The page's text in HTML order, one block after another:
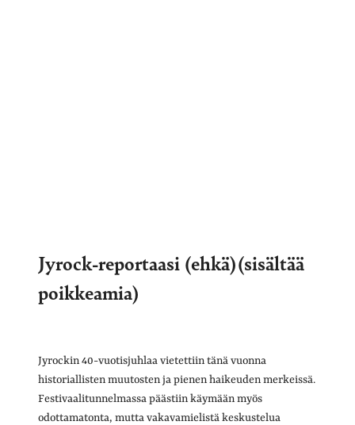
Jyrock-reportaasi (ehkä)(sisältää
poikkeamia)
Jyrockin 40-vuotisjuhlaa vietettiin tänä vuonna
historiallisten muutosten ja pienen haikeuden merkeissä.
Festivaalitunnelmassa päästiin käymään myös
odottamatonta, mutta vakavamielistä keskustelua